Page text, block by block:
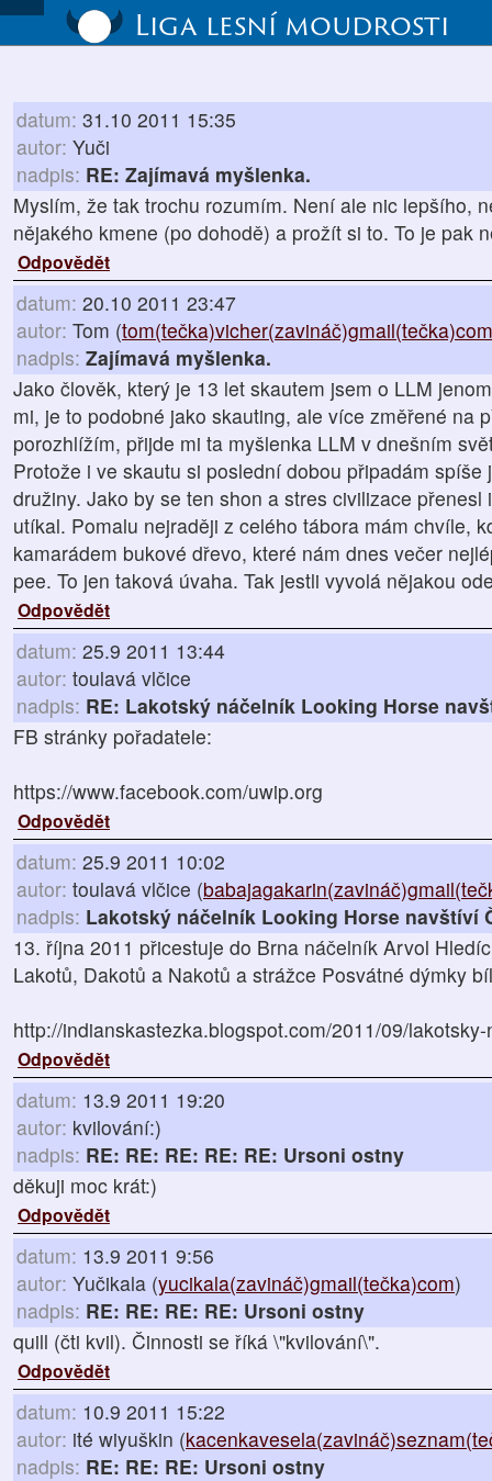
Liga lesní moudrosti
datum: 31.10 2011 15:35
autor: Yuči
nadpis: RE: Zajímavá myšlenka.
Myslím, že tak trochu rozumím. Není ale nic lepšího,
nějakého kmene (po dohodě) a prožít si to. To je pak
Odpovědět
datum: 20.10 2011 23:47
autor: Tom (tom(tečka)vicher(zavináč)gmail(tečka)com
nadpis: Zajímavá myšlenka.
Jako člověk, který je 13 let skautem jsem o LLM
mi, je to podobné jako skauting, ale více změřené na
porozhlížím, přijde mi ta myšlenka LLM v dnešním
Protože i ve skautu si poslední dobou připadám
družiny. Jako by se ten shon a stres civilizace
utíkal. Pomalu nejraději z celého tábora mám chvíle,
kamarádem bukové dřevo, které nám dnes večer
pee. To jen taková úvaha. Tak jestli vyvolá nějakou
Odpovědět
datum: 25.9 2011 13:44
autor: toulavá vlčice
nadpis: RE: Lakotský náčelník Looking Horse
FB stránky pořadatele:
https://www.facebook.com/uwip.org
Odpovědět
datum: 25.9 2011 10:02
autor: toulavá vlčice (
nadpis: Lakotský náčelník Looking Horse navštíví
13. října 2011 přicestuje do Brna náčelník Arvol
Lakotů, Dakotů a Nakotů a strážce Posvátné dýmky
http://indianskastezka.blogspot.com/2011/09/
Odpovědět
datum: 13.9 2011 19:20
autor: kvilování:)
nadpis: RE: RE: RE: RE: RE: Ursoni ostny
děkuji moc krát:)
Odpovědět
datum: 13.9 2011 9:56
autor: Yučikala (yucikala(zavináč)gmail(tečka)com)
nadpis: RE: RE: RE: RE: Ursoni ostny
quill (čti kvil). Činnosti se říká \"kvilování\".
Odpovědět
datum: 10.9 2011 15:22
autor: ité wiyuškin (
nadpis: RE: RE: RE: Ursoni ostny